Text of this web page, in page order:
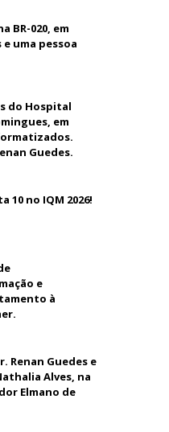
BR-020, em
uma pessoa
do Hospital
em
Guedes.
10 no IQM 2026!
e
à
Renan Guedes e
Alves, na
Elmano de